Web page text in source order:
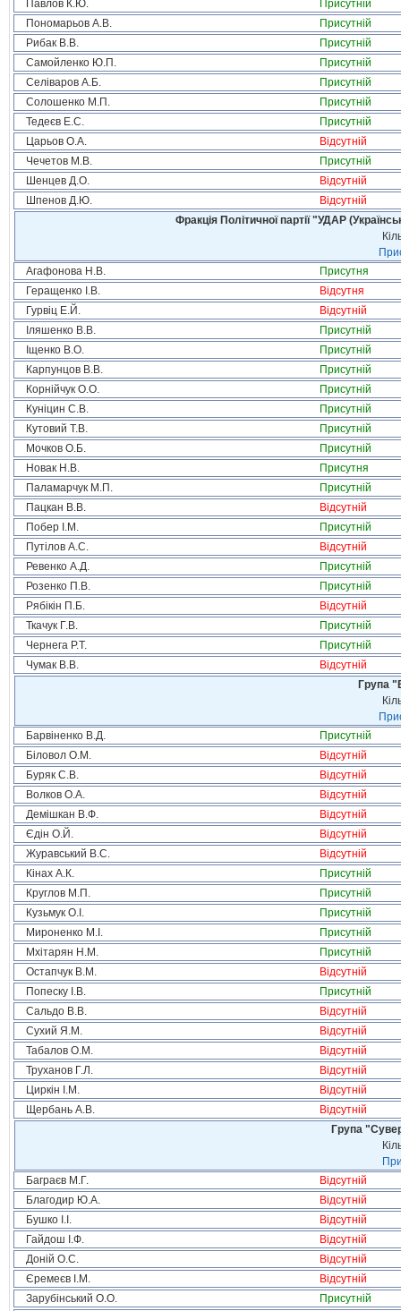
Павлов К.Ю.
Присутній
Пономарьов А.В.
Присутній
Рибак В.В.
Присутній
Самойленко Ю.П.
Присутній
Селіваров А.Б.
Присутній
Солошенко М.П.
Присутній
Тедеєв Е.С.
Присутній
Царьов О.А.
Відсутній
Чечетов М.В.
Присутній
Шенцев Д.О.
Відсутній
Шпенов Д.Ю.
Відсутній
Фракція Політичної партії "УДАР
Агафонова Н.В.
Присутня
Геращенко І.В.
Відсутня
Гурвіц Е.Й.
Відсутній
Іляшенко В.В.
Присутній
Іщенко В.О.
Присутній
Карпунцов В.В.
Присутній
Корнійчук О.О.
Присутній
Куніцин С.В.
Присутній
Кутовий Т.В.
Присутній
Мочков О.Б.
Присутній
Новак Н.В.
Присутня
Паламарчук М.П.
Присутній
Пацкан В.В.
Відсутній
Побер І.М.
Присутній
Путілов А.С.
Відсутній
Ревенко А.Д.
Присутній
Розенко П.В.
Присутній
Рябікін П.Б.
Відсутній
Ткачук Г.В.
Присутній
Чернега Р.Т.
Присутній
Чумак В.В.
Відсутній
Група
Барвіненко В.Д.
Присутній
Біловол О.М.
Відсутній
Буряк С.В.
Відсутній
Волков О.А.
Відсутній
Демішкан В.Ф.
Відсутній
Єдін О.Й.
Відсутній
Журавський В.С.
Відсутній
Кінах А.К.
Присутній
Круглов М.П.
Присутній
Кузьмук О.І.
Присутній
Мироненко М.І.
Присутній
Мхітарян Н.М.
Присутній
Остапчук В.М.
Відсутній
Попеску І.В.
Присутній
Сальдо В.В.
Відсутній
Сухий Я.М.
Відсутній
Табалов О.М.
Відсутній
Труханов Г.Л.
Відсутній
Циркін І.М.
Відсутній
Щербань А.В.
Відсутній
Група
Баграєв М.Г.
Відсутній
Благодир Ю.А.
Відсутній
Бушко І.І.
Відсутній
Гайдош І.Ф.
Відсутній
Доній О.С.
Відсутній
Єремеєв І.М.
Відсутній
Зарубінський О.О.
Присутній